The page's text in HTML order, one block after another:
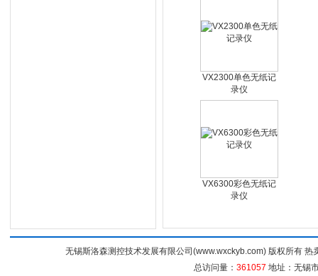
VX2300单色无纸记
录仪
VX6300彩色无纸记
录仪
无锡斯洛森测控技术发展有限公司(www.wxckyb.com) 版权所有
总访问量： 361057 地址：无锡